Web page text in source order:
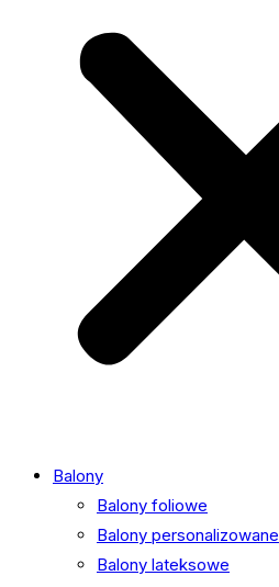
Balony
Balony foliowe
Balony personalizowane
Balony lateksowe